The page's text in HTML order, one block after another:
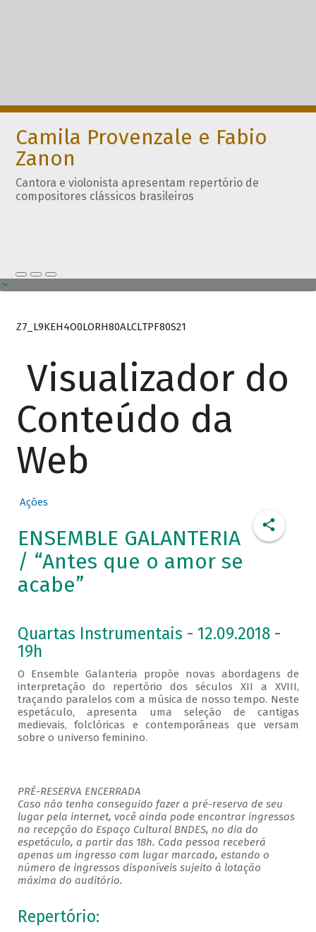
Camila Provenzale e Fabio
Zanon
Cantora e violonista apresentam repertório de
compositores clássicos brasileiros
Z7_L9KEH4O0LORH80ALCLTPF80S21
Visualizador do
Conteúdo da
Web
Ações
ENSEMBLE GALANTERIA
/ “Antes que o amor se
acabe”
Quartas Instrumentais - 12.09.2018 -
19h
O Ensemble Galanteria propõe novas abordagens de
interpretação do repertório dos séculos XII a XVIII,
traçando paralelos com a música de nosso tempo. Neste
espetáculo, apresenta uma seleção de cantigas
medievais, folclóricas e contemporâneas que versam
sobre o universo feminino.
PRÉ-RESERVA ENCERRADA
Caso não tenha conseguido fazer a pré-reserva de seu
lugar pela internet, você ainda pode encontrar ingressos
na recepção do Espaço Cultural BNDES, no dia do
espetáculo, a partir das 18h. Cada pessoa receberá
apenas um ingresso com lugar marcado, estando o
número de ingressos disponíveis sujeito à lotação
máxima do auditório.
Repertório: